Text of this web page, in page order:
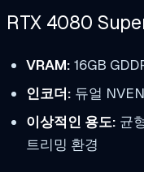
RTX 4080
VRAM: 16GB
인코더: 듀얼
이상적인 용도: 균
트리밍 환경